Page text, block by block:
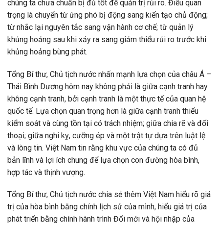
chúng ta chưa chuẩn bị đủ tốt để quản trị rủi ro. Điều quan
trọng là chuyển từ ứng phó bị động sang kiến tạo chủ động;
từ nhắc lại nguyên tắc sang vận hành cơ chế; từ quản lý
khủng hoảng sau khi xảy ra sang giảm thiểu rủi ro trước khi
khủng hoảng bùng phát.
Tổng Bí thư, Chủ tịch nước nhấn mạnh lựa chọn của châu Á –
Thái Bình Dương hôm nay không phải là giữa cạnh tranh hay
không cạnh tranh, bởi cạnh tranh là một thực tế của quan hệ
quốc tế. Lựa chọn quan trọng hơn là giữa cạnh tranh thiếu
kiểm soát và cùng tồn tại có trách nhiệm; giữa chia rẽ và đối
thoại; giữa nghi kỵ, cưỡng ép và một trật tự dựa trên luật lệ
và lòng tin. Việt Nam tin rằng khu vực của chúng ta có đủ
bản lĩnh và lợi ích chung để lựa chọn con đường hòa bình,
hợp tác và thịnh vượng.
Tổng Bí thư, Chủ tịch nước chia sẻ thêm Việt Nam hiểu rõ giá
trị của hòa bình bằng chính lịch sử của mình, hiểu giá trị của
phát triển bằng chính hành trình Đổi mới và hội nhập của